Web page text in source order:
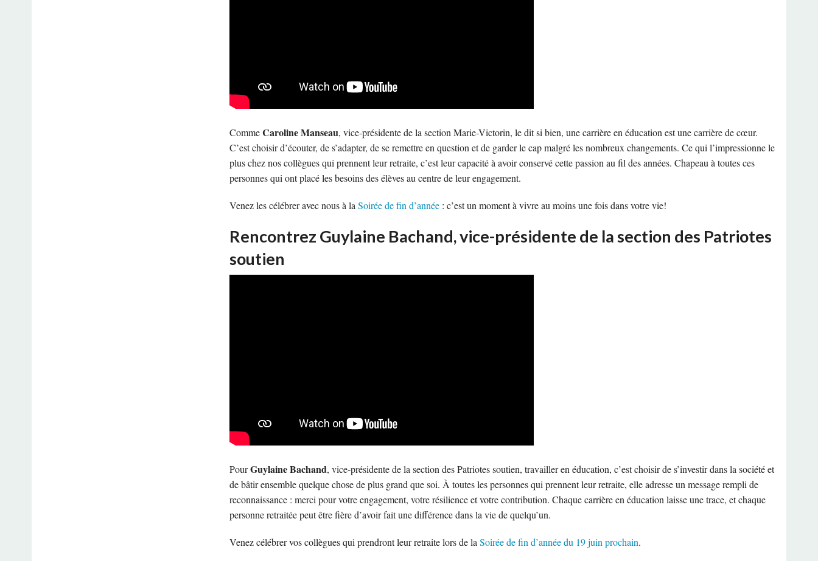
CommeCaroline Manseau, vice-présidente de la section Marie-Victorin, le dit si bien, une carrière en éducation est une carrière de cœur.
C’est choisir d’écouter, de s’adapter, de se remettre en question et de garder le cap malgré les nombreux changements. Ce qui l’impressionne le
plus chez nos collègues qui prennent leur retraite, c’est leur capacité à avoir conservé cette passion au fil des années. Chapeau à toutes ces
personnes qui ont placé les besoins des élèves au centre de leur engagement.
Venez les célébrer avec nous à la Soirée de fin d’année : c’est un moment à vivre au moins une fois dans votre vie!
Rencontrez Guylaine Bachand, vice-présidente de la section des Patriotes
soutien
PourGuylaine Bachand, vice-présidente de la section des Patriotes soutien, travailler en éducation, c’est choisir de s’investir dans la société et
de bâtir ensemble quelque chose de plus grand que soi. À toutes les personnes qui prennent leur retraite, elle adresse un message rempli de
reconnaissance : merci pour votre engagement, votre résilience et votre contribution. Chaque carrière en éducation laisse une trace, et chaque
personne retraitée peut être fière d’avoir fait une différence dans la vie de quelqu’un.
Venez célébrer vos collègues qui prendront leur retraite lors de la Soirée de fin d’année du 19 juin prochain.